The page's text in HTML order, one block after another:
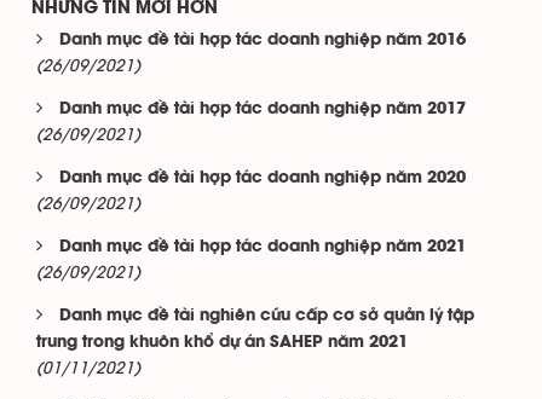
NHỮNG TIN MỚI HƠN
Danh mục đề tài hợp tác doanh nghiệp năm 2016
(26/09/2021)
Danh mục đề tài hợp tác doanh nghiệp năm 2017
(26/09/2021)
Danh mục đề tài hợp tác doanh nghiệp năm 2020
(26/09/2021)
Danh mục đề tài hợp tác doanh nghiệp năm 2021
(26/09/2021)
Danh mục đề tài nghiên cứu cấp cơ sở quản lý tập
trung trong khuôn khổ dự án SAHEP năm 2021
(01/11/2021)